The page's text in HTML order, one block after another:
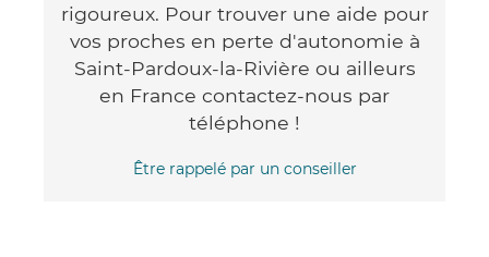
rigoureux. Pour trouver une aide pour
vos proches en perte d'autonomie à
Saint-Pardoux-la-Rivière ou ailleurs
en France contactez-nous par
téléphone !
Être rappelé par un conseiller